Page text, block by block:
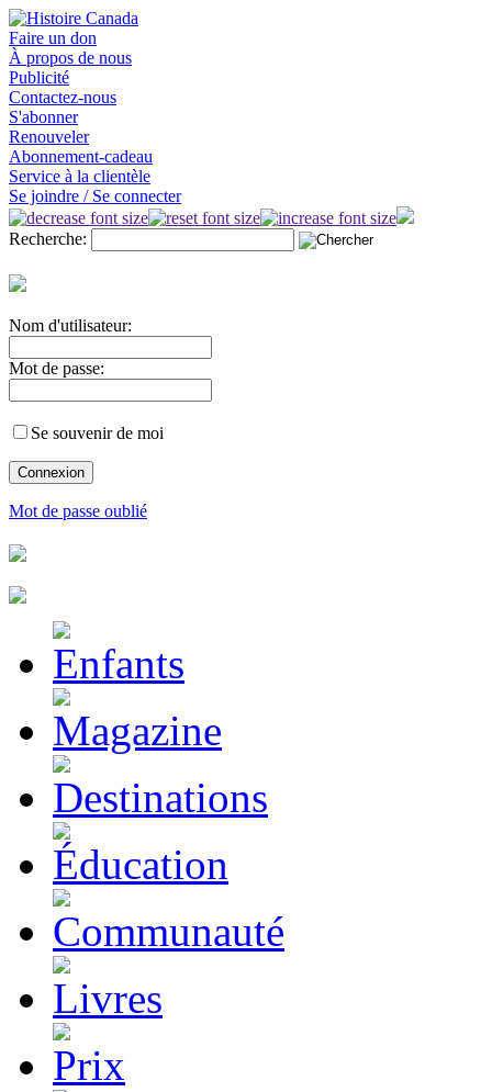
Faire un don
À propos de nous
Publicité
Contactez-nous
S'abonner
Renouveler
Abonnement-cadeau
Service à la clientèle
Se joindre / Se connecter
Recherche:
Nom d'utilisateur:
Mot de passe:
Se souvenir de moi
Mot de passe oublié